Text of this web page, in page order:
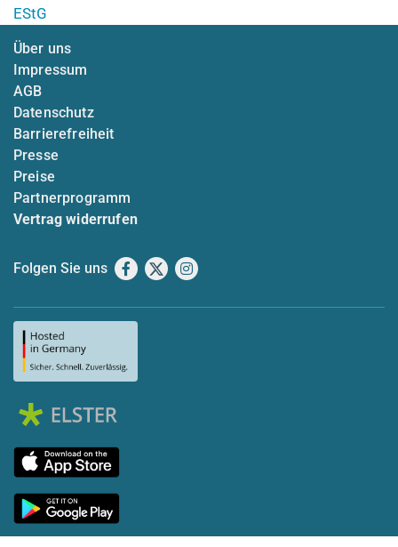
EStG
Über uns
Impressum
AGB
Datenschutz
Barrierefreiheit
Presse
Preise
Partnerprogramm
Vertrag widerrufen
Folgen Sie uns Facebook
X Instagram